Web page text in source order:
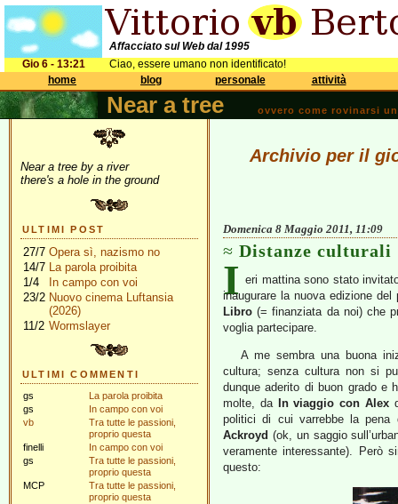
Affacciato sul Web dal 1995
Gio 6 - 13:21
Ciao, essere umano non identificato!
home
blog personale attività
Near a tree ovvero come rovinarsi
Near a tree by a river
there's a hole in the ground
ULTIMI POST
27/7 Opera sì, nazismo no
14/7 La parola proibita
1/4
In campo con voi
23/2 Nuovo cinema Luftansia
(2026)
11/2 Wormslayer
ULTIMI COMMENTI
gs
La parola proibita
gs
In campo con voi
vb
Tra tutte le passioni,
proprio questa
finelli
In campo con voi
gs
Tra tutte le passioni,
proprio questa
MCP
Tra tutte le passioni,
proprio questa
Archivio per il
Domenica 8 Maggio 2011, 11:09
Distanze culturali
I eri mattina sono stato
inaugurare la nuova edizione
Libro (= finanziata da noi) che
voglia partecipare.
A me sembra una buona
cultura; senza cultura non si
dunque aderito di buon grado e
molte, da In viaggio con Alex
politici di cui varrebbe la
Ackroyd (ok, un saggio
veramente interessante). Però
questo: